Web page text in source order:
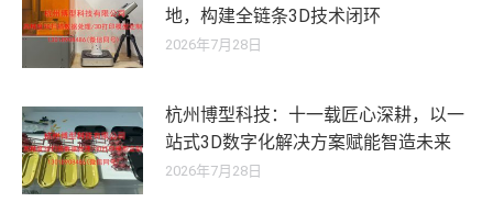
地，构建全链条3D技术闭环
2026年7月28日
杭州博型科技：十一载匠心深耕，以一
站式3D数字化解决方案赋能智造未来
2026年7月28日